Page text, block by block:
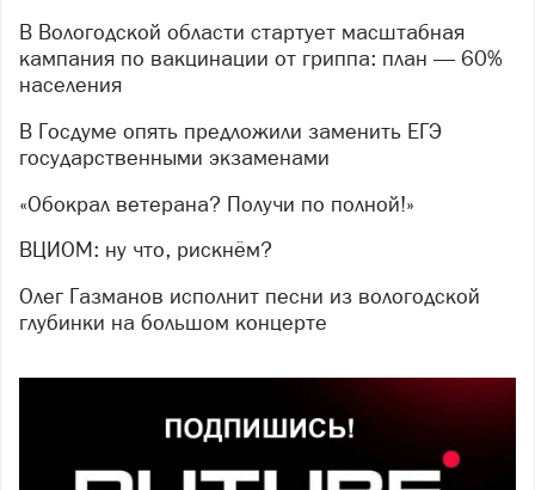
В Вологодской области стартует масштабная
кампания по вакцинации от гриппа: план — 60%
населения
В Госдуме опять предложили заменить ЕГЭ
государственными экзаменами
«Обокрал ветерана? Получи по полной!»
ВЦИОМ: ну что, рискнём?
Олег Газманов исполнит песни из вологодской
глубинки на большом концерте